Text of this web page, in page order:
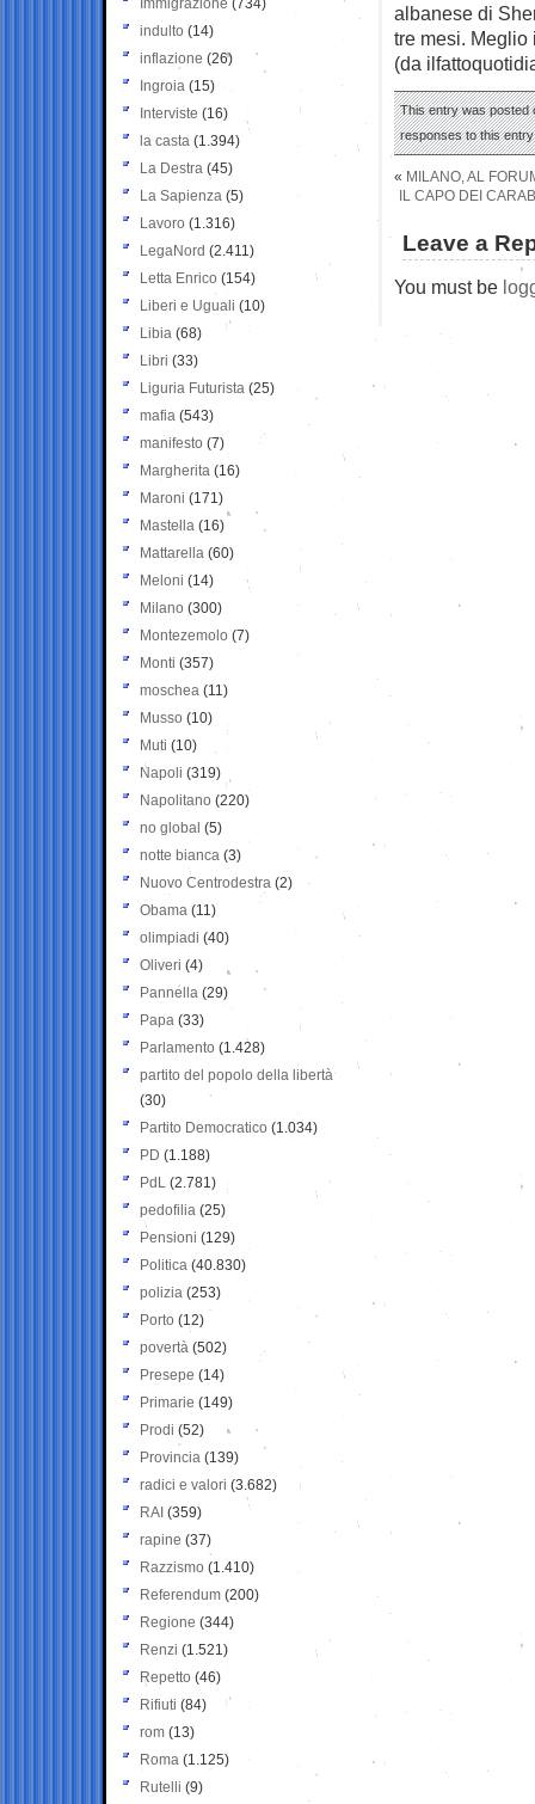
albanese di
tre mesi. Meglio
(da
This entry was posted
responses to this
« MILANO, AL
IL CAPO DEI
Leave a
You must be
Immigrazione (734)
indulto (14)
inflazione (26)
Ingroia (15)
Interviste (16)
la casta (1.394)
La Destra (45)
La Sapienza (5)
Lavoro (1.316)
LegaNord (2.411)
Letta Enrico (154)
Liberi e Uguali (10)
Libia (68)
Libri (33)
Liguria Futurista (25)
mafia (543)
manifesto (7)
Margherita (16)
Maroni (171)
Mastella (16)
Mattarella (60)
Meloni (14)
Milano (300)
Montezemolo (7)
Monti (357)
moschea (11)
Musso (10)
Muti (10)
Napoli (319)
Napolitano (220)
no global (5)
notte bianca (3)
Nuovo Centrodestra (2)
Obama (11)
olimpiadi (40)
Oliveri (4)
Pannella (29)
Papa (33)
Parlamento (1.428)
partito del popolo della libertà
(30)
Partito Democratico (1.034)
PD (1.188)
PdL (2.781)
pedofilia (25)
Pensioni (129)
Politica (40.830)
polizia (253)
Porto (12)
povertà (502)
Presepe (14)
Primarie (149)
Prodi (52)
Provincia (139)
radici e valori (3.682)
RAI (359)
rapine (37)
Razzismo (1.410)
Referendum (200)
Regione (344)
Renzi (1.521)
Repetto (46)
Rifiuti (84)
rom (13)
Roma (1.125)
Rutelli (9)